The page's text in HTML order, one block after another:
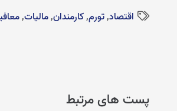
اقتصاد,تورم,کارمندان,مالیات,
پست های مرتبط